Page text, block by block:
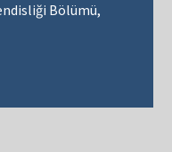
Bölümü,